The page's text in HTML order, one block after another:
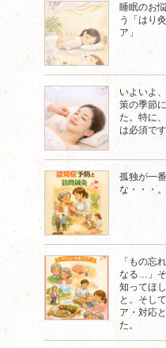
睡眠のお
う「はり
ア」
いよいよ
策の季節
た。特に
は必須です
孤独が一
な・・・。
「もの忘
なる…」
知ってほ
と。そし
ア・対応
た。